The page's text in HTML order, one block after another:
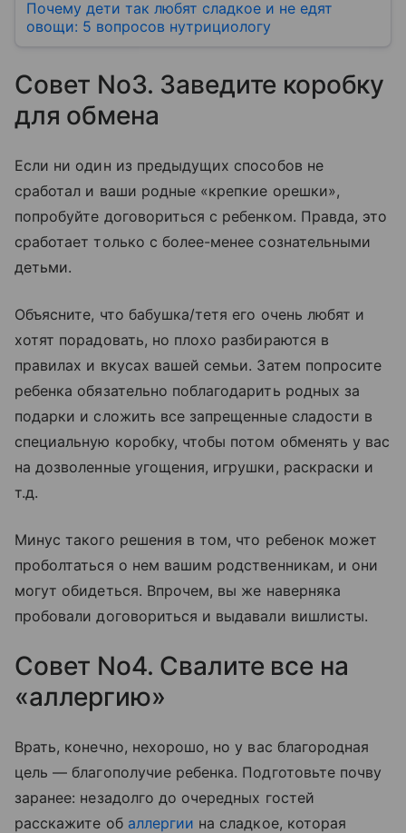
Почему дети так любят сладкое и не едят
овощи: 5 вопросов нутрициологу
Совет No3. Заведите коробку
для обмена
Если ни один из предыдущих способов не
сработал и ваши родные «крепкие орешки»,
попробуйте договориться с ребенком. Правда, это
сработает только с более-менее сознательными
детьми.
Объясните, что бабушка/тетя его очень любят и
хотят порадовать, но плохо разбираются в
правилах и вкусах вашей семьи. Затем попросите
ребенка обязательно поблагодарить родных за
подарки и сложить все запрещенные сладости в
специальную коробку, чтобы потом обменять у вас
на дозволенные угощения, игрушки, раскраски и
т.д.
Минус такого решения в том, что ребенок может
проболтаться о нем вашим родственникам, и они
могут обидеться. Впрочем, вы же наверняка
пробовали договориться и выдавали вишлисты.
Совет No4. Свалите все на
«аллергию»
Врать, конечно, нехорошо, но у вас благородная
цель — благополучие ребенка. Подготовьте почву
заранее: незадолго до очередных гостей
расскажите об аллергии на сладкое, которая